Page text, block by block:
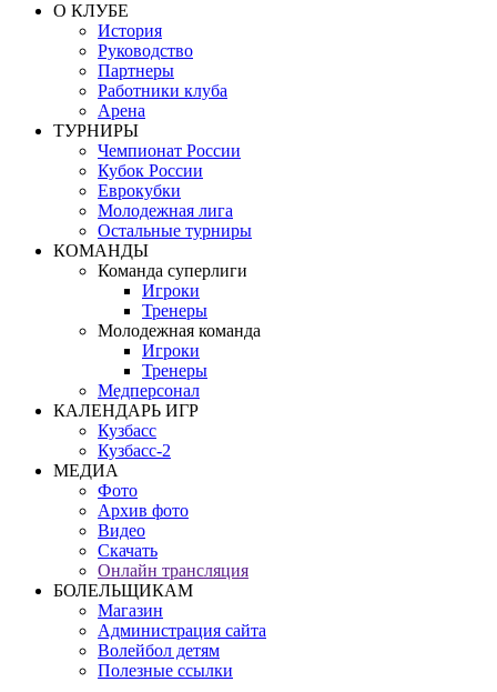
О КЛУБЕ
История
Руководство
Партнеры
Работники клуба
Арена
ТУРНИРЫ
Чемпионат России
Кубок России
Еврокубки
Молодежная лига
Остальные турниры
КОМАНДЫ
Команда суперлиги
Игроки
Тренеры
Молодежная команда
Игроки
Тренеры
Медперсонал
КАЛЕНДАРЬ ИГР
Кузбасс
Кузбасс-2
МЕДИА
Фото
Архив фото
Видео
Скачать
Онлайн трансляция
БОЛЕЛЬЩИКАМ
Магазин
Администрация сайта
Волейбол детям
Полезные ссылки